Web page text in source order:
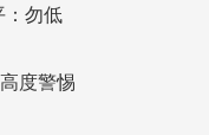
：勿低
度警惕